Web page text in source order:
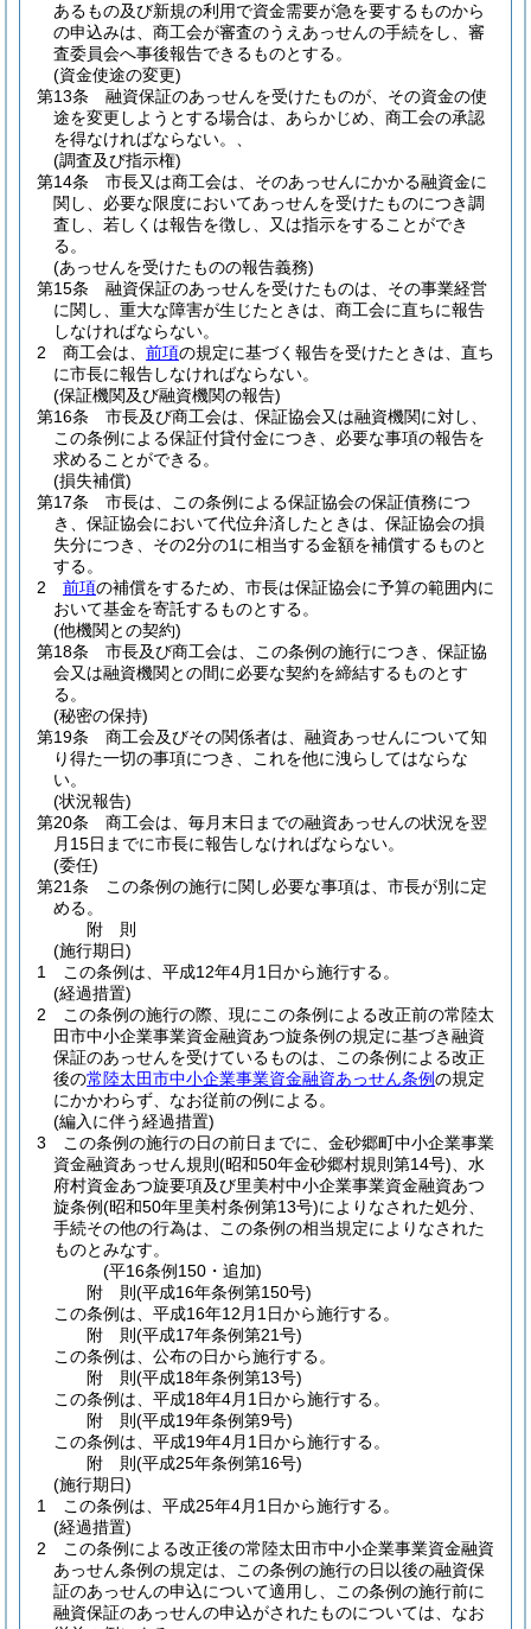
あるもの及び新規の利用で資金需要が急を要するものから
の申込みは、商工会が審査のうえあっせんの手続をし、審
査委員会へ事後報告できるものとする。
(資金使途の変更)
第13条
融資保証のあっせんを受けたものが、その資金の使
途を変更しようとする場合は、あらかじめ、商工会の承認
を得なければならない。
(調査及び指示権)
第14条
市長又は商工会は、そのあっせんにかかる融資金に
関し、必要な限度においてあっせんを受けたものにつき調
査し、若しくは報告を徴し、又は指示をすることができ
る。
(あっせんを受けたものの報告義務)
第15条
融資保証のあっせんを受けたものは、その事業経営
に関し、重大な障害が生じたときは、商工会に直ちに報告
しなければならない。
2
商工会は、 前項の規定に基づく報告を受けたときは、直ち
に市長に報告しなければならない。
(保証機関及び融資機関の報告)
第16条
市長及び商工会は、保証協会又は融資機関に対し、
この条例による保証付貸付金につき、必要な事項の報告を
求めることができる。
(損失補償)
第17条
市長は、この条例による保証協会の保証債務につ
き、保証協会において代位弁済したときは、保証協会の損
失分につき、その2分の1に相当する金額を補償するものと
する。
2
前項の補償をするため、市長は保証協会に予算の範囲内に
おいて基金を寄託するものとする。
(他機関との契約)
第18条
市長及び商工会は、この条例の施行につき、保証協
会又は融資機関との間に必要な契約を締結するものとす
る。
(秘密の保持)
第19条
商工会及びその関係者は、融資あっせんについて知
り得た一切の事項につき、これを他に洩らしてはならな
い。
(状況報告)
第20条
商工会は、毎月末日までの融資あっせんの状況を翌
月15日までに市長に報告しなければならない。
(委任)
第21条
この条例の施行に関し必要な事項は、市長が別に定
める。
附 則
(施行期日)
1
この条例は、平成12年4月1日から施行する。
(経過措置)
2
この条例の施行の際、現にこの条例による改正前の常陸太
田市中小企業事業資金融資あつ旋条例の規定に基づき融資
保証のあっせんを受けているものは、この条例による改正
後の常陸太田市中小企業事業資金融資あっせん条例の規定
にかかわらず、なお従前の例による。
(編入に伴う経過措置)
3
この条例の施行の日の前日までに、金砂郷町中小企業事業
資金融資あっせん規則 (昭和50年金砂郷村規則第14号) 、水
府村資金あつ旋要項及び里美村中小企業事業資金融資あつ
旋条例(昭和50年里美村条例第13号)によりなされた処分、
手続その他の行為は、この条例の相当規定によりなされた
ものとみなす。
(平16条例150・追加)
附 則(平成16年条例第150号)
この条例は、平成16年12月1日から施行する。
附 則(平成17年条例第21号)
この条例は、公布の日から施行する。
附 則(平成18年条例第13号)
この条例は、平成18年4月1日から施行する。
附 則(平成19年条例第9号)
この条例は、平成19年4月1日から施行する。
附 則(平成25年条例第16号)
(施行期日)
1
この条例は、平成25年4月1日から施行する。
(経過措置)
2
この条例による改正後の常陸太田市中小企業事業資金融資
あっせん条例の規定は、この条例の施行の日以後の融資保
証のあっせんの申込について適用し、この条例の施行前に
融資保証のあっせんの申込がされたものについては、なお